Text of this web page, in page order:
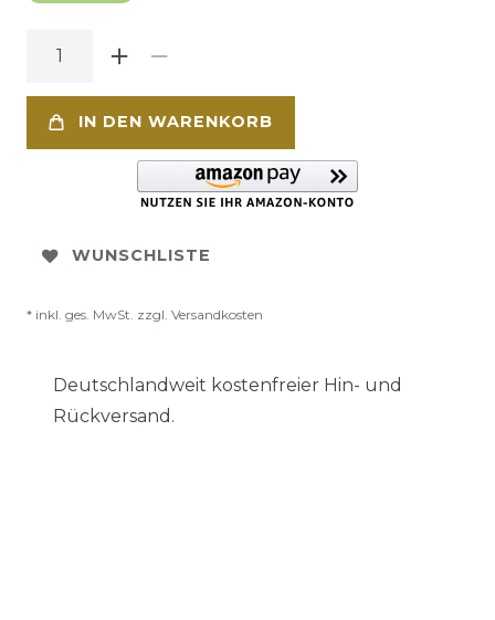
IN DEN WARENKORB
WUNSCHLISTE
* inkl. ges. MwSt. zzgl. Versandkosten
Deutschlandweit kostenfreier Hin- und
Rückversand.